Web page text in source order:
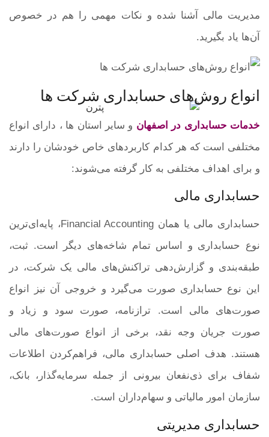
مدیریت مالی آشنا شده و نکات مهمی را هم در خصوص
آن‌ها یاد بگیرید.
انواع روش‌های حسابداری شرکت ها
خدمات حسابداری در اصفهان و سایر استان ها ، دارای انواع
مختلفی است که هر کدام کاربردهای خاص خودشان را دارند
و برای اهداف مختلفی به کار گرفته می‌شوند:
حسابداری مالی
حسابداری مالی یا همان Financial Accounting، پایه‌ای‌ترین
نوع حسابداری و اساس تمام شاخه‌های دیگر است. ثبت،
طبقه‌بندی و گزارش‌دهی تراکنش‌های مالی یک شرکت، در
این نوع حسابداری صورت می‌گیرد و خروجی آن نیز انواع
صورت‌های مالی است. ترازنامه، صورت سود و زیاد و
صورت جریان وجه نقد، برخی از انواع صورت‌های مالی
هستند. هدف اصلی حسابداری مالی، فراهم‌کردن اطلاعات
شفاف برای ذی‌نفعان بیرونی از جمله سرمایه‌گذار، بانک،
سازمان امور مالیاتی و سهام‌داران است.
حسابداری مدیریتی